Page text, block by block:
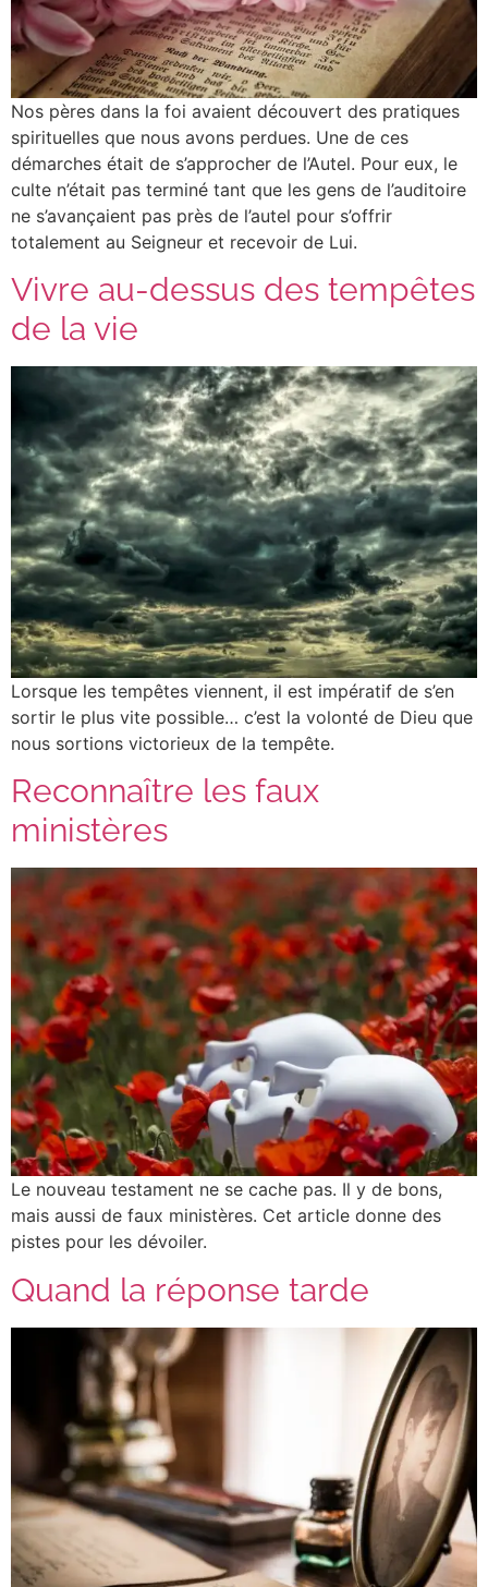
Nos pères dans la foi avaient découvert des pratiques
spirituelles que nous avons perdues. Une de ces
démarches était de s’approcher de l’Autel. Pour eux, le
culte n’était pas terminé tant que les gens de l’auditoire
ne s’avançaient pas près de l’autel pour s’offrir
totalement au Seigneur et recevoir de Lui.
Vivre au-dessus des tempêtes
de la vie
Lorsque les tempêtes viennent, il est impératif de s’en
sortir le plus vite possible… c’est la volonté de Dieu que
nous sortions victorieux de la tempête.
Reconnaître les faux
ministères
Le nouveau testament ne se cache pas. Il y de bons,
mais aussi de faux ministères. Cet article donne des
pistes pour les dévoiler.
Quand la réponse tarde